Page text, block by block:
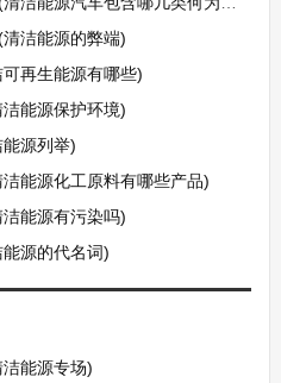
洁能源的弊端)
再生能源有哪些)
能源保护环境)
源列举)
能源化工原料有哪些产品)
能源有污染吗)
源的代名词)
能源专场)